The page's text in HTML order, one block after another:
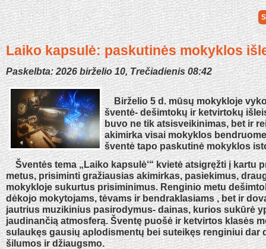
Laiko kapsulė: paskutinės mokyklos
Paskelbta: 2026 birželio 10, Trečiadienis 08:42
Birželio 5 d. mūsų mokykloje
šventė- dešimtokų ir ketvirtokų
buvo ne tik atsisveikinimas, bet ir
akimirka visai mokyklos
šventė tapo paskutinė mokyklos
Šventės tema „Laiko kapsulė‘“ kvietė atsigręžti į kartu
metus, prisiminti gražiausias akimirkas, pasiekimus,
mokykloje sukurtus prisiminimus. Renginio metu
dėkojo mokytojams, tėvams ir bendraklasiams , bet ir
jautrius muzikinius pasirodymus- dainas, kurios sukūrė
jaudinančią atmosferą. Šventę puošė ir ketvirtos klasės
sulaukęs gausių aplodismentų bei suteikęs renginiui dar
šilumos ir džiaugsmo.